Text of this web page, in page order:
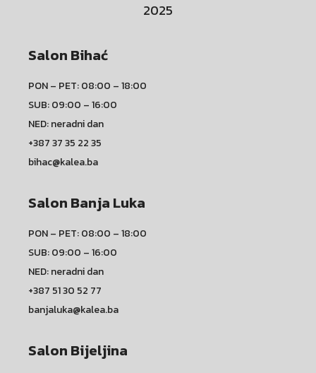
2025
Salon Bihać
PON – PET: 08:00 – 18:00
SUB: 09:00 – 16:00
NED: neradni dan
+387 37 35 22 35
bihac@kalea.ba
Salon Banja Luka
PON – PET: 08:00 – 18:00
SUB: 09:00 – 16:00
NED: neradni dan
+387 51 30 52 77
banjaluka@kalea.ba
Salon Bijeljina